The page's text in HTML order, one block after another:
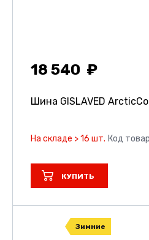
18 540
Шина GISLAVED
На складе > 16 шт. Код
КУПИТЬ
Зимние